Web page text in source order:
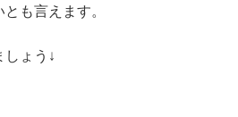
も言えます。
しょう↓